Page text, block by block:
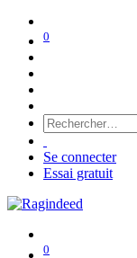
0
Se connecter
Essai gratuit
0